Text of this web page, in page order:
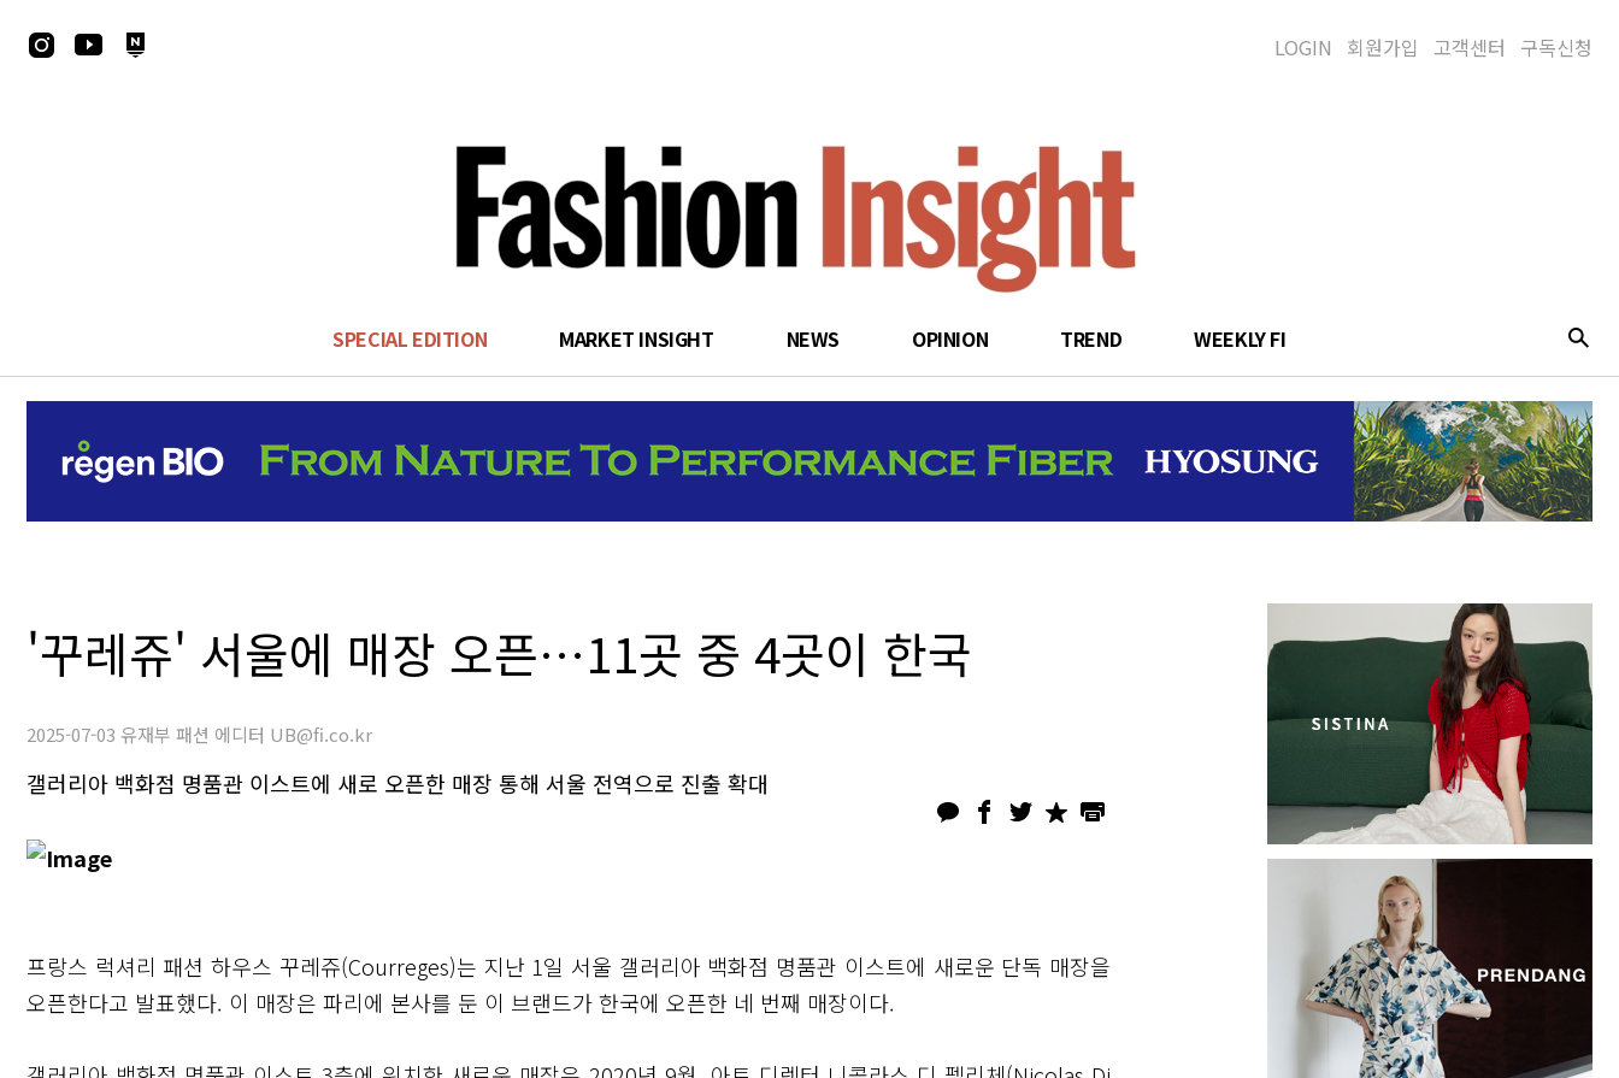
search
SPECIAL EDITION MARKET INSIGHT NEWS OPINION TREND WEEKLY FI
LOGIN 회원가입 고객센터 구독신청
'꾸레쥬' 서울에 매장 오픈…11곳 중 4곳이 한국
2025-07-03 유재부 패션 에디터 UB@fi.co.kr
갤러리아 백화점 명품관 이스트에 새로 오픈한 매장 통해 서울 전역으로 진출 확대
프랑스 럭셔리 패션 하우스 꾸레쥬(Courreges)는 지난 1일 서울 갤러리아 백화점 명품관 이스트에 새로운 단독 매장을
오픈한다고 발표했다. 이 매장은 파리에 본사를 둔 이 브랜드가 한국에 오픈한 네 번째 매장이다.